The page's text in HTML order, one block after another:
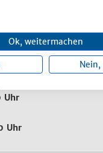
Ok, weitermachen
Nein,
Uhr
Uhr